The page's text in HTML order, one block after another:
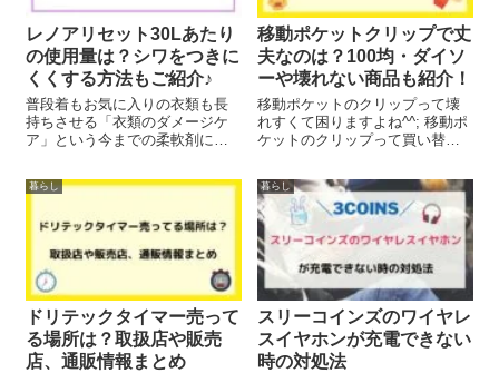
レノアリセット30Lあたり
の使用量は？シワをつきに
くくする方法もご紹介♪
普段着もお気に入りの衣類も長
持ちさせる「衣類のダメージケ
ア」という今までの柔軟剤には
ット」。 Tシャツなどのヨレを
元に戻す「ヨレ戻し」も実現す
が家も購入してみました！ しか
し…いざドラ...
移動ポケットクリップで丈
夫なのは？100均・ダイソ
ーや壊れない商品も紹介！
移動ポケットのクリップって壊
れすくて困りますよね^^; 移動ポ
ケットのクリップって買い替え
る方も多いと思います。 2児の母
である私も子供がしょっちゅう
壊してしまい、「丈夫な移動ポ
ケットのクリップはない
の〜？」と...
暮らし
ドリテックタイマー売って
る場所は？取扱店や販売
店、通販情報まとめ
暮らし
スリーコインズのワイヤレ
スイヤホンが充電できない
時の対処法